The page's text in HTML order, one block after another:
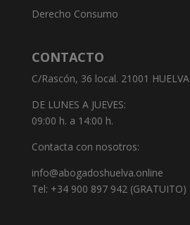
Derecho Consumo
CONTACTO
C/Rascón, 36 local. 21001 HUELVA
DE LUNES A JUEVES:
09:00 h. a 14:00 h.
Contacta con nosotros:
info@abogadoshuelva.online
Tel: +34 900 897 942 (GRATUITO)